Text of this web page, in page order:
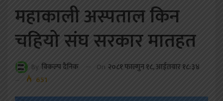
महाकाली अस्पताल किन
चहियो संघ सरकार मातहत
By विकल्प दैनिक On २०८१ फाल्गुन १८, आईतवार १८:३४
651